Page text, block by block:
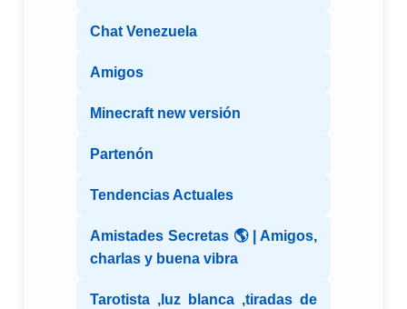
Chat Venezuela
Amigos
Minecraft new versión
Partenón
Tendencias Actuales
Amistades Secretas 🌎 | Amigos,
charlas y buena vibra
Tarotista ,luz blanca ,tiradas de